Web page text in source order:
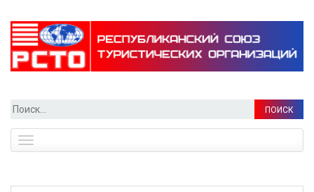
Найти:
navigation